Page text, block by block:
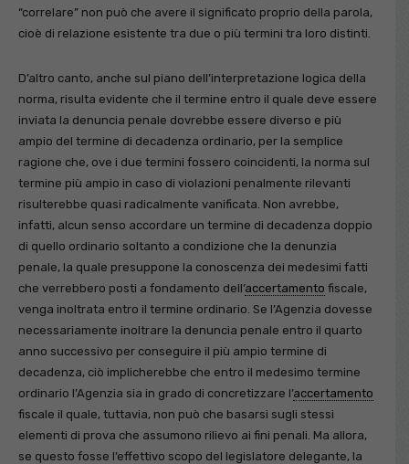
“correlare” non può che avere il significato proprio della parola,
cioè di relazione esistente tra due o più termini tra loro distinti.
D’altro canto, anche sul piano dell’interpretazione logica della
norma, risulta evidente che il termine entro il quale deve essere
inviata la denuncia penale dovrebbe essere diverso e più
ampio del termine di decadenza ordinario, per la semplice
ragione che, ove i due termini fossero coincidenti, la norma sul
termine più ampio in caso di violazioni penalmente rilevanti
risulterebbe quasi radicalmente vanificata. Non avrebbe,
infatti, alcun senso accordare un termine di decadenza doppio
di quello ordinario soltanto a condizione che la denunzia
penale, la quale presuppone la conoscenza dei medesimi fatti
che verrebbero posti a fondamento dell’accertamento fiscale,
venga inoltrata entro il termine ordinario. Se l’Agenzia dovesse
necessariamente inoltrare la denuncia penale entro il quarto
anno successivo per conseguire il più ampio termine di
decadenza, ciò implicherebbe che entro il medesimo termine
ordinario l’Agenzia sia in grado di concretizzare l’accertamento
fiscale il quale, tuttavia, non può che basarsi sugli stessi
elementi di prova che assumono rilievo ai fini penali. Ma allora,
se questo fosse l’effettivo scopo del legislatore delegante, la